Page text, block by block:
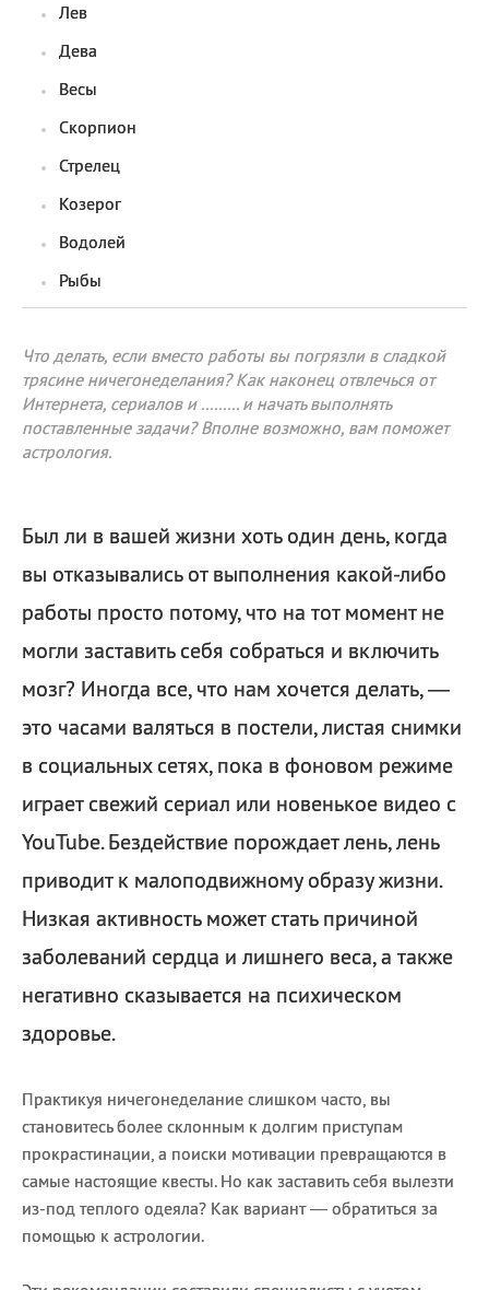
Лев
Дева
Весы
Скорпион
Стрелец
Козерог
Водолей
Рыбы
Что делать, если вместо работы вы погрязли в сладкой
трясине ничегонеделания? Как наконец отвлечься от
Интернета, сериалов и ......... и начать выполнять
поставленные задачи? Вполне возможно, вам поможет
астрология.
Был ли в вашей жизни хоть один день, когда
вы отказывались от выполнения какой-либо
работы просто потому, что на тот момент не
могли заставить себя собраться и включить
мозг? Иногда все, что нам хочется делать, —
это часами валяться в постели, листая снимки
в социальных сетях, пока в фоновом режиме
играет свежий сериал или новенькое видео с
YouTube. Бездействие порождает лень, лень
приводит к малоподвижному образу жизни.
Низкая активность может стать причиной
заболеваний сердца и лишнего веса, а также
негативно сказывается на психическом
здоровье.
Практикуя ничегонеделание слишком часто, вы
становитесь более склонным к долгим приступам
прокрастинации, а поиски мотивации превращаются в
самые настоящие квесты. Но как заставить себя вылезти
из-под теплого одеяла? Как вариант — обратиться за
помощью к астрологии.